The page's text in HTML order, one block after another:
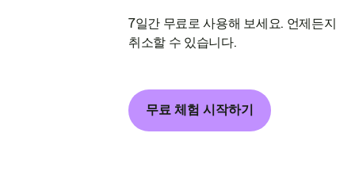
7일간 무료로 사용해 보세요. 언제든지
취소할 수 있습니다.
무료 체험 시작하기